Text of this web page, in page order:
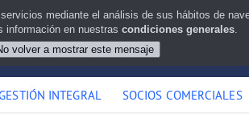
INTEGRAL SOCIOS COMERCIALES
mediante el análisis de sus hábitos de
información en nuestras condiciones generales.